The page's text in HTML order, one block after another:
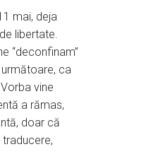
mai, deja
libertate.
“deconfinam”
ca
vine
a rămas,
doar că